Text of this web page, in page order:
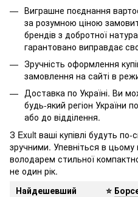
Виграшне поєднання
за розумною ціною
брендів з добротної
гарантовано виправдає
Зручність оформлення
замовлення на сайті в
Доставка по Україні. Ви
будь-який регіон України
або до відділення.
З Exult ваші купівлі будуть
зручними. Упевніться в цьому
володарем стильної
не один рік.
Найдешевший
⭐